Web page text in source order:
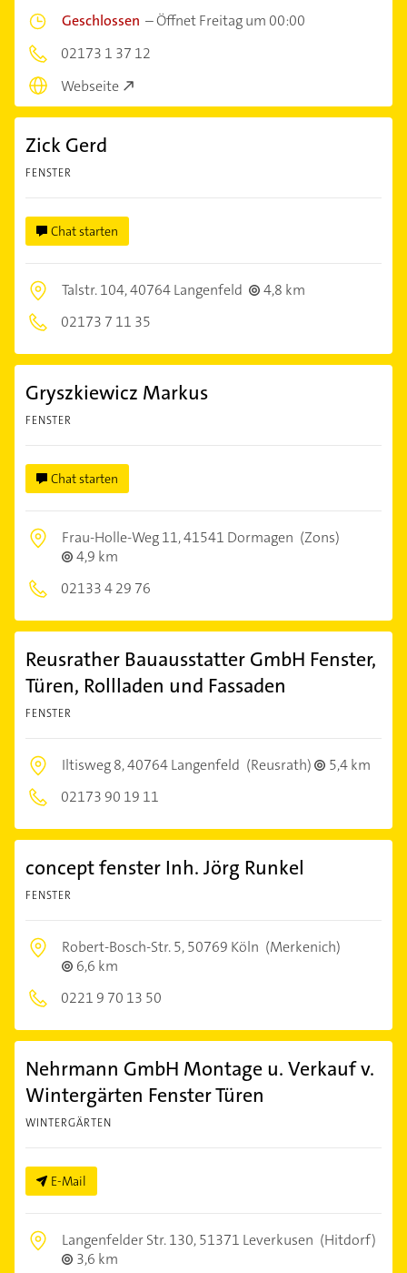
Geschlossen –Öffnet Freitag um 00:00
02173 1 37 12
Webseite
Zick Gerd
FENSTER
Chat starten
Talstr. 104,40764 Langenfeld
4,8 km
02173 7 11 35
Gryszkiewicz Markus
FENSTER
Chat starten
Frau-Holle-Weg 11,41541 Dormagen (Zons)
4,9 km
02133 4 29 76
Reusrather Bauausstatter GmbH Fenster,
Türen, Rollladen und Fassaden
FENSTER
Iltisweg 8,40764 Langenfeld (Reusrath)
5,4 km
02173 90 19 11
concept fenster Inh. Jörg Runkel
FENSTER
Robert-Bosch-Str. 5,50769 Köln (Merkenich)
6,6 km
0221 9 70 13 50
Nehrmann GmbH Montage u. Verkauf v.
Wintergärten Fenster Türen
WINTERGÄRTEN
E-Mail
Langenfelder Str. 130,51371 Leverkusen (Hitdorf)
3,6 km